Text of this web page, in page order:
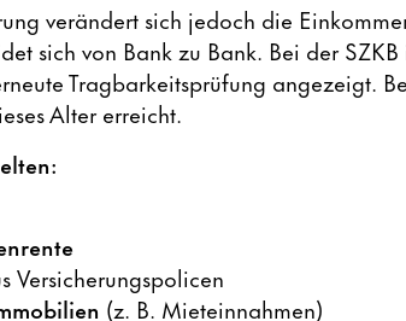
verändert sich jedoch die
sich von Bank zu Bank. Bei der
Tragbarkeitsprüfung angezeigt.
Alter erreicht.
Versicherungspolicen
(z. B. Mieteinnahmen)